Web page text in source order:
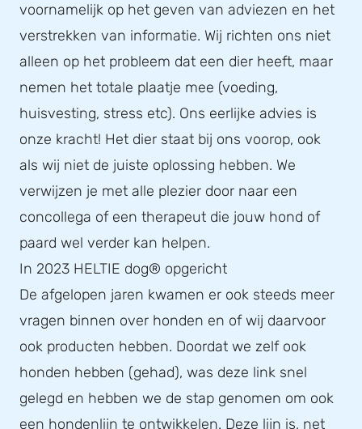
voornamelijk op het geven van adviezen en het
verstrekken van informatie. Wij richten ons niet
alleen op het probleem dat een dier heeft, maar
nemen het totale plaatje mee (voeding,
huisvesting, stress etc). Ons eerlijke advies is
onze kracht! Het dier staat bij ons voorop, ook
als wij niet de juiste oplossing hebben. We
verwijzen je met alle plezier door naar een
concollega of een therapeut die jouw hond of
paard wel verder kan helpen.
In 2023 HELTIE dog® opgericht
De afgelopen jaren kwamen er ook steeds meer
vragen binnen over honden en of wij daarvoor
ook producten hebben. Doordat we zelf ook
honden hebben (gehad), was deze link snel
gelegd en hebben we de stap genomen om ook
een hondenlijn te ontwikkelen. Deze lijn is, net